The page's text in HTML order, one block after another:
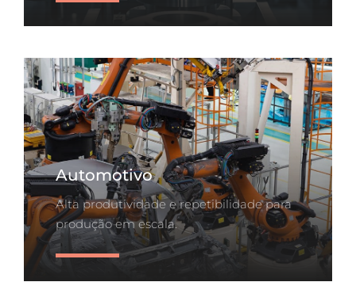
Automotivo
Alta produtividade e repetibilidade para
produção em escala.
Saiba Mais